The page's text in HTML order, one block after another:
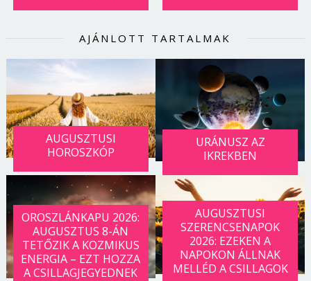
AJÁNLOTT TARTALMAK
AUGUSZTUSI
HOROSZKÓP
URÁNUSZ AZ
IKREKBEN
OROSZLÁNKAPU 2026:
AUGUSZTUS 8-ÁN
TETŐZIK A KOZMIKUS
ENERGIA – EZT HOZZA
A CSILLAGJEGYEDNEK
AUGUSZTUSI
SZERENCSENAPOK
2026: EZEKEN A
NAPOKON ÁLLNAK
MELLÉD A CSILLAGOK